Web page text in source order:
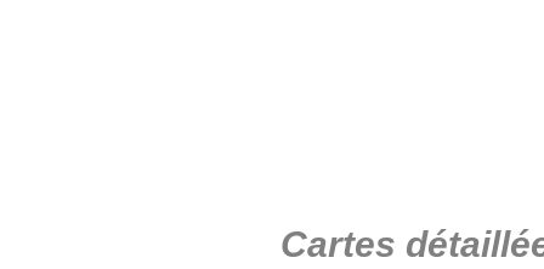
Cartes